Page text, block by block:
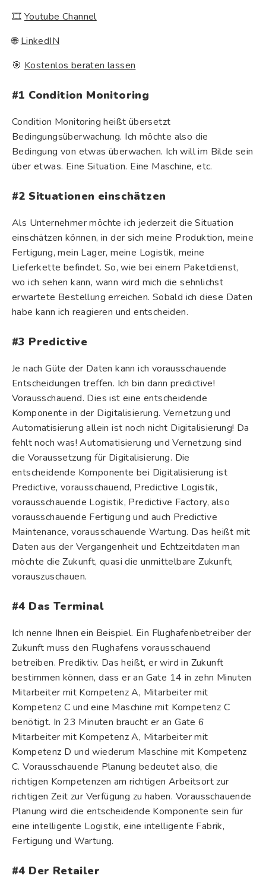
🎞Youtube Channel
🌐LinkedIN
🎯Kostenlos beraten lassen
#1 Condition Monitoring
Condition Monitoring heißt übersetzt
Bedingungsüberwachung. Ich möchte also die
Bedingung von etwas überwachen. Ich will im Bilde sein
über etwas. Eine Situation. Eine Maschine, etc.
#2 Situationen einschätzen
Als Unternehmer möchte ich jederzeit die Situation
einschätzen können, in der sich meine Produktion, meine
Fertigung, mein Lager, meine Logistik, meine
Lieferkette befindet. So, wie bei einem Paketdienst,
wo ich sehen kann, wann wird mich die sehnlichst
erwartete Bestellung erreichen. Sobald ich diese Daten
habe kann ich reagieren und entscheiden.
#3 Predictive
Je nach Güte der Daten kann ich vorausschauende
Entscheidungen treffen. Ich bin dann predictive!
Vorausschauend. Dies ist eine entscheidende
Komponente in der Digitalisierung. Vernetzung und
Automatisierung allein ist noch nicht Digitalisierung! Da
fehlt noch was! Automatisierung und Vernetzung sind
die Voraussetzung für Digitalisierung. Die
entscheidende Komponente bei Digitalisierung ist
Predictive, vorausschauend, Predictive Logistik,
vorausschauende Logistik, Predictive Factory, also
vorausschauende Fertigung und auch Predictive
Maintenance, vorausschauende Wartung. Das heißt mit
Daten aus der Vergangenheit und Echtzeitdaten man
möchte die Zukunft, quasi die unmittelbare Zukunft,
vorauszuschauen.
#4 Das Terminal
Ich nenne Ihnen ein Beispiel. Ein Flughafenbetreiber der
Zukunft muss den Flughafens vorausschauend
betreiben. Prediktiv. Das heißt, er wird in Zukunft
bestimmen können, dass er an Gate 14 in zehn Minuten
Mitarbeiter mit Kompetenz A, Mitarbeiter mit
Kompetenz C und eine Maschine mit Kompetenz C
benötigt. In 23 Minuten braucht er an Gate 6
Mitarbeiter mit Kompetenz A, Mitarbeiter mit
Kompetenz D und wiederum Maschine mit Kompetenz
C. Vorausschauende Planung bedeutet also, die
richtigen Kompetenzen am richtigen Arbeitsort zur
richtigen Zeit zur Verfügung zu haben. Vorausschauende
Planung wird die entscheidende Komponente sein für
eine intelligente Logistik, eine intelligente Fabrik,
Fertigung und Wartung.
#4 Der Retailer